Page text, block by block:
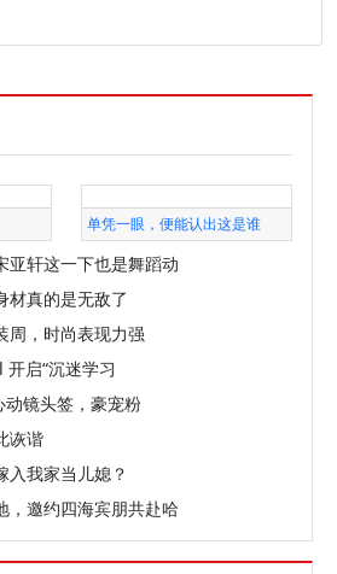
单凭一眼，便能认出这是谁
亚轩这一下也是舞蹈动
材真的是无敌了
周，时尚表现力强
启“沉迷学习
镜头签，豪宠粉
诙谐
入我家当儿媳？
，邀约四海宾朋共赴哈